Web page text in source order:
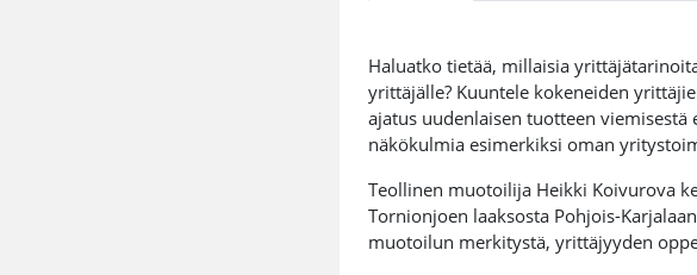
Haluatko tietää, millaisia
yrittäjälle? Kuuntele kokeneiden
ajatus uudenlaisen tuotteen
näkökulmia esimerkiksi oman
Teollinen muotoilija Heikki Koivurova
Tornionjoen laaksosta Pohjois-
muotoilun merkitystä, yrittäjyyden